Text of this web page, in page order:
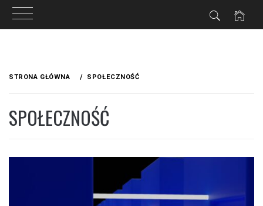
STRONA GŁÓWNA SPOŁECZNOŚĆ
SPOŁECZNOŚĆ